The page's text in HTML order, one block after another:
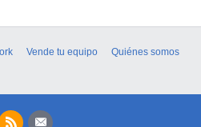
Vende tu equipo
Quiénes somos